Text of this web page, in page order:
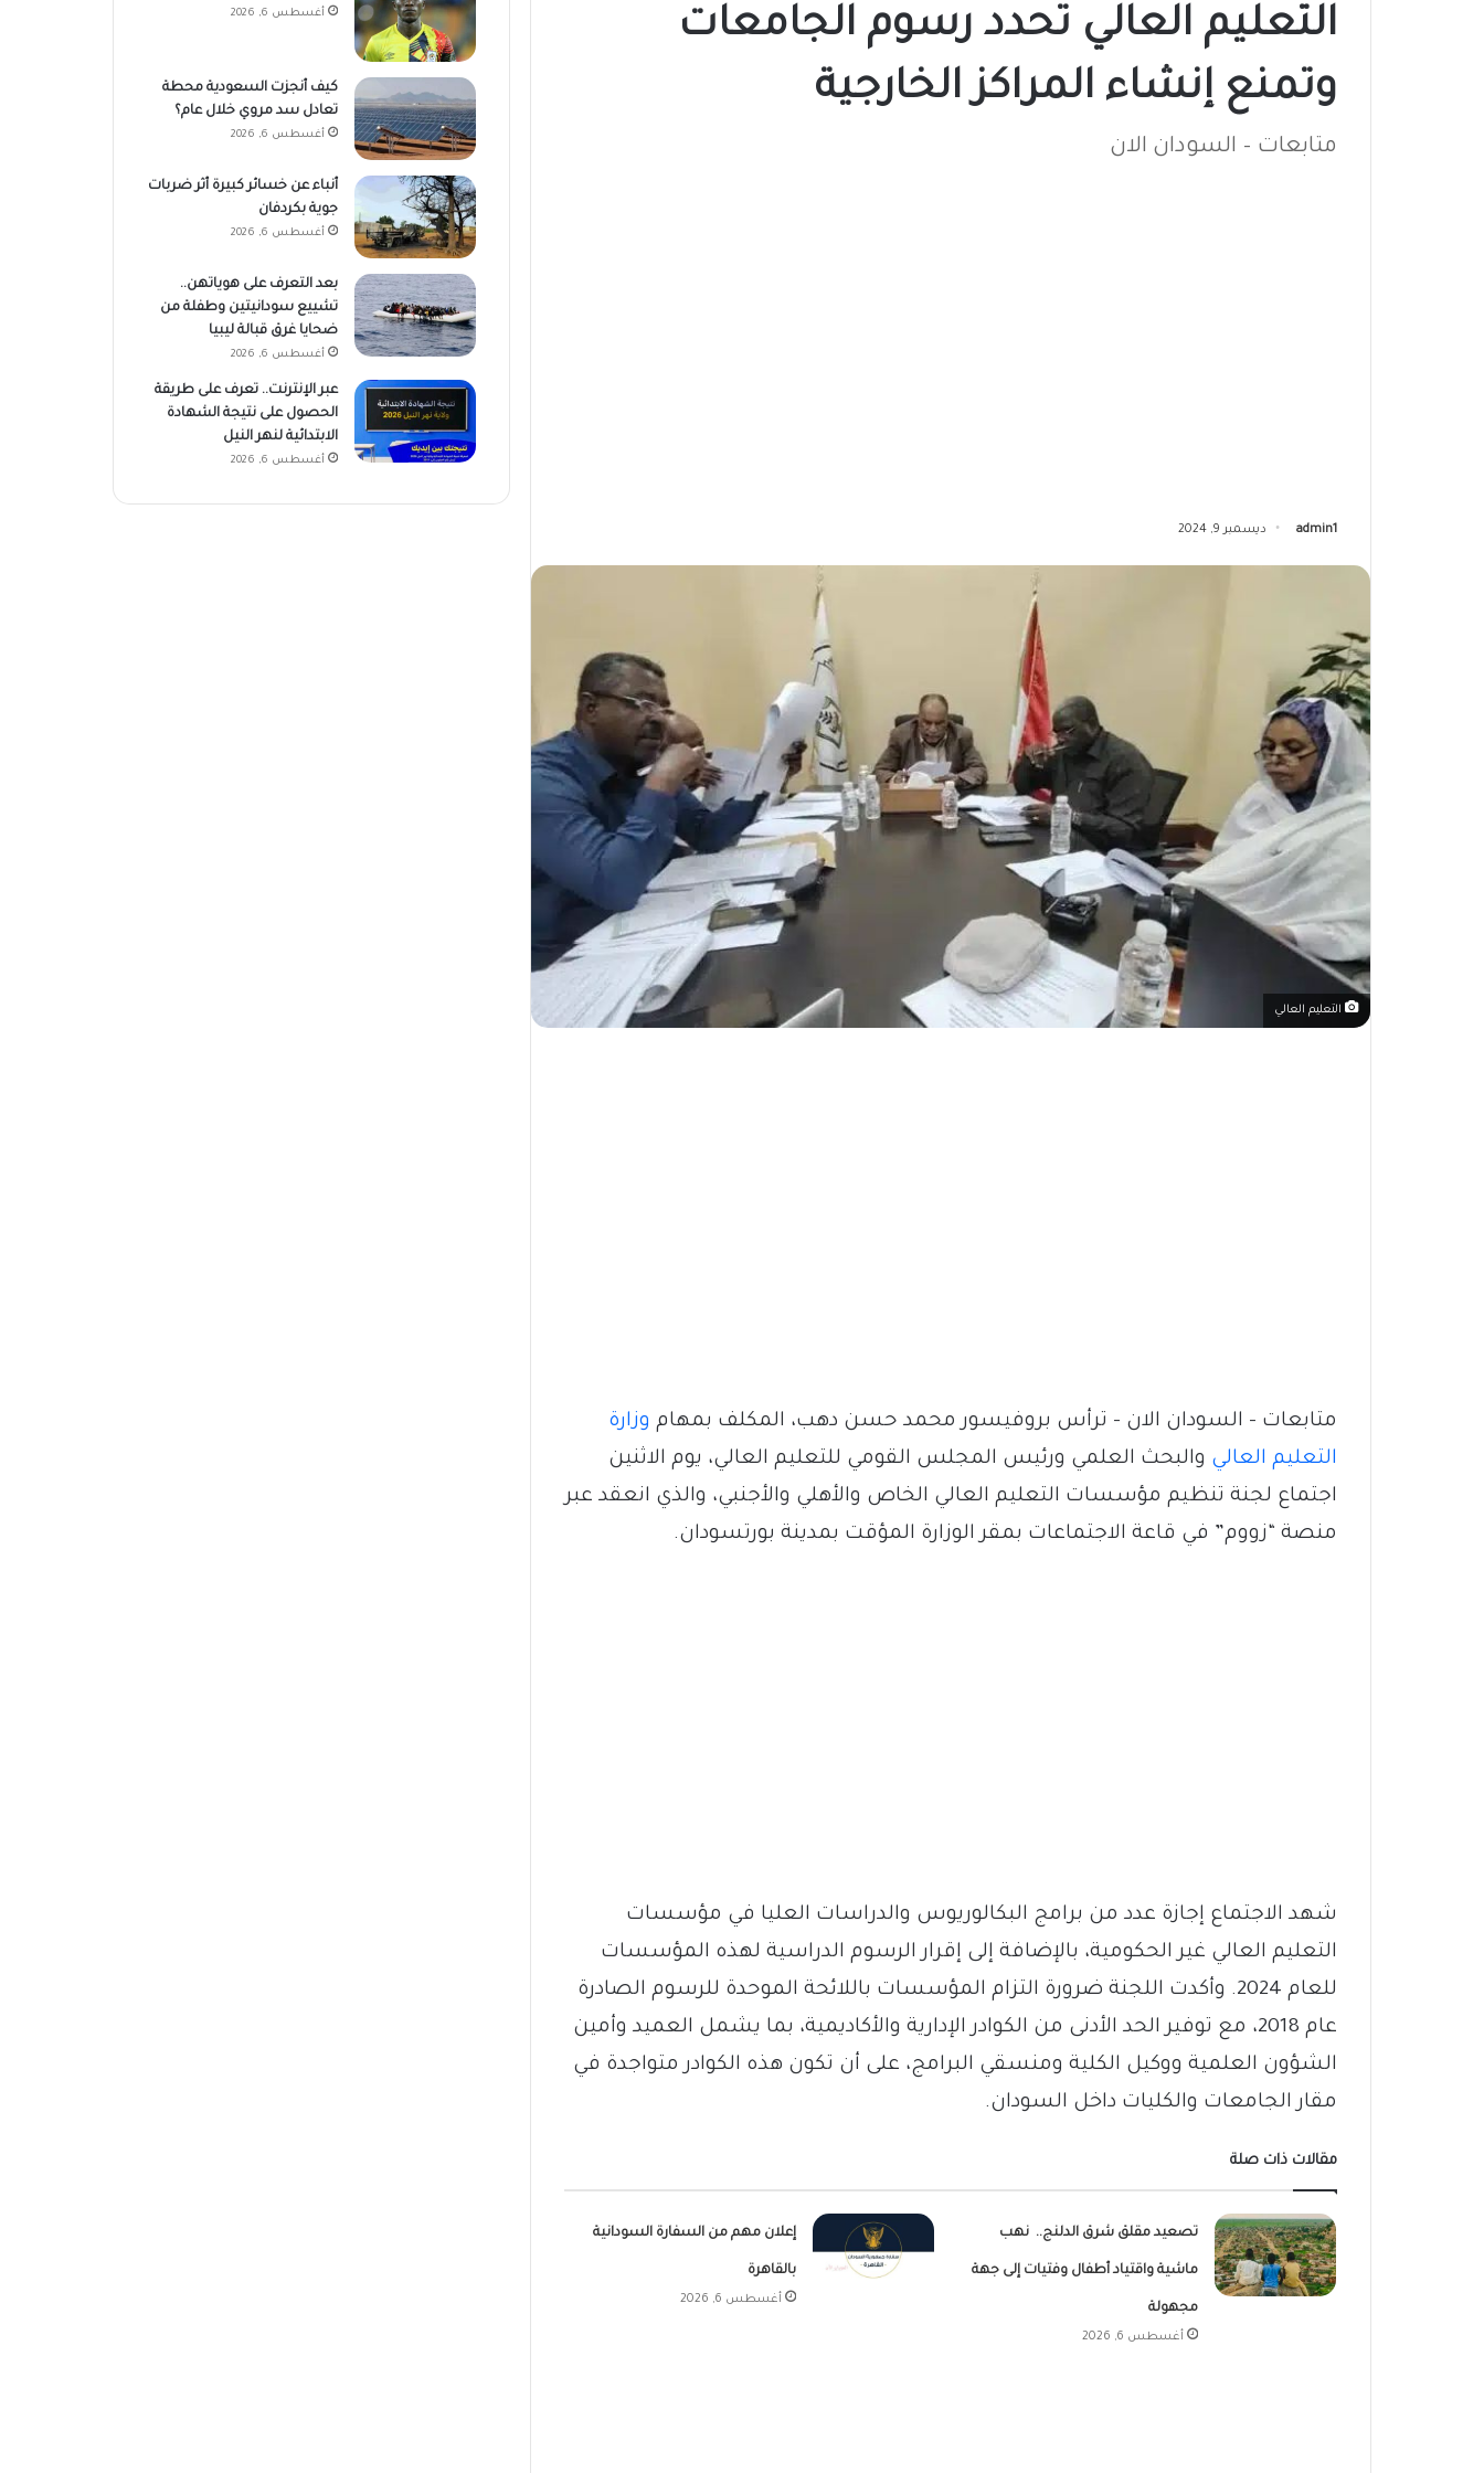
التعليم العالي تحدد رسوم الجامعات
وتمنع إنشاء المراكز الخارجية
متابعات – السودان الان
admin1 ديسمبر 9, 2024
التعليم العالي
متابعات – السودان الان – ترأس بروفيسور محمد حسن دهب، المكلف بمهام وزارة
التعليم العالي والبحث العلمي ورئيس المجلس القومي للتعليم العالي، يوم الاثنين
اجتماع لجنة تنظيم مؤسسات التعليم العالي الخاص والأهلي والأجنبي، والذي انعقد عبر
منصة “زووم” في قاعة الاجتماعات بمقر الوزارة المؤقت بمدينة بورتسودان.
شهد الاجتماع إجازة عدد من برامج البكالوريوس والدراسات العليا في مؤسسات
التعليم العالي غير الحكومية، بالإضافة إلى إقرار الرسوم الدراسية لهذه المؤسسات
للعام 2024. وأكدت اللجنة ضرورة التزام المؤسسات باللائحة الموحدة للرسوم الصادرة
عام 2018، مع توفير الحد الأدنى من الكوادر الإدارية والأكاديمية، بما يشمل العميد وأمين
الشؤون العلمية ووكيل الكلية ومنسقي البرامج، على أن تكون هذه الكوادر متواجدة في
مقار الجامعات والكليات داخل السودان.
مقالات ذات صلة
تصعيد مقلق شرق الدلنج.. نهب
ماشية واقتياد أطفال وفتيات إلى جهة
مجهولة
أغسطس 6, 2026
إعلان مهم من السفارة السودانية
بالقاهرة
أغسطس 6, 2026
أغسطس 6, 2026
كيف أنجزت السعودية محطة
تعادل سد مروي خلال عام؟
أغسطس 6, 2026
أنباء عن خسائر كبيرة أثر ضربات
جوية بكردفان
أغسطس 6, 2026
بعد التعرف على هوياتهن..
تشييع سودانيتين وطفلة من
ضحايا غرق قبالة ليبيا
أغسطس 6, 2026
عبر الإنترنت.. تعرف على طريقة
الحصول على نتيجة الشهادة
الابتدائية لنهر النيل
أغسطس 6, 2026